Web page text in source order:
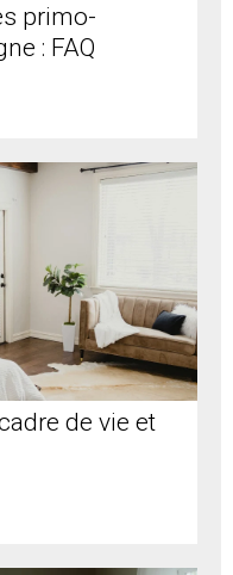
primo-
: FAQ
de vie et